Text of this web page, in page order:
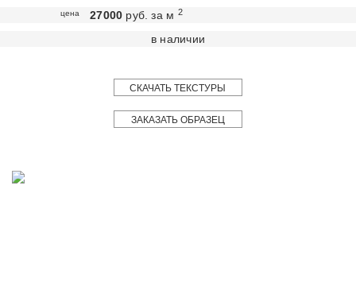
цена 27000 руб. за м 2
в наличии
СКАЧАТЬ ТЕКСТУРЫ
ЗАКАЗАТЬ ОБРАЗЕЦ